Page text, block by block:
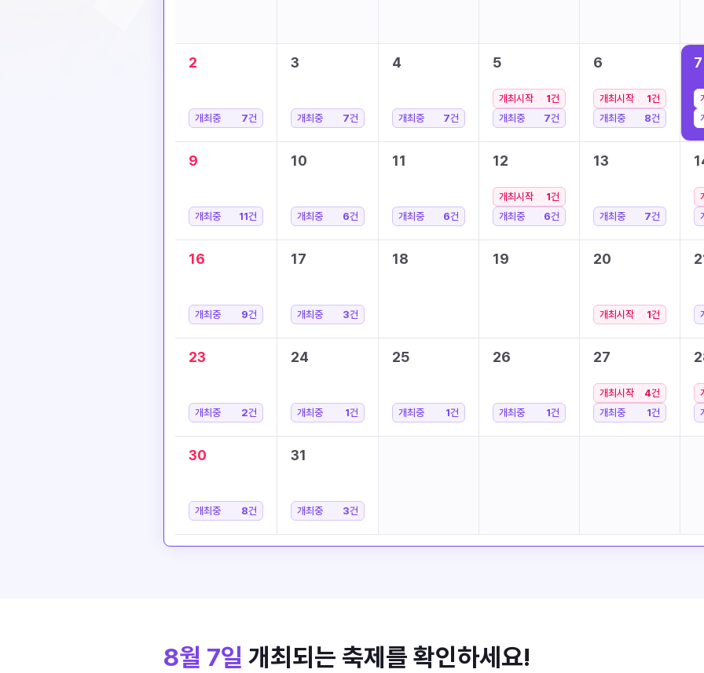
2
개최중 7건
3
개최중 7건
4
개최중 7건
5
개최시작 1건
개최중
7건
6
개최시작 1건
개최중
8건
7
9
개최중 11건
10
개최중 6건
11
개최중 6건
12
개최시작 1건
개최중
6건
13
개최중 7건
16
개최중 9건
17
개최중 3건
18 19 20
개최시작 1건
23
개최중 2건
24
개최중 1건
25
개최중 1건
26
개최중 1건
27
개최시작 4건
개최중
1건
30
개최중 8건
31
개최중 3건
8월 7일 개최되는 축제를 확인하세요!